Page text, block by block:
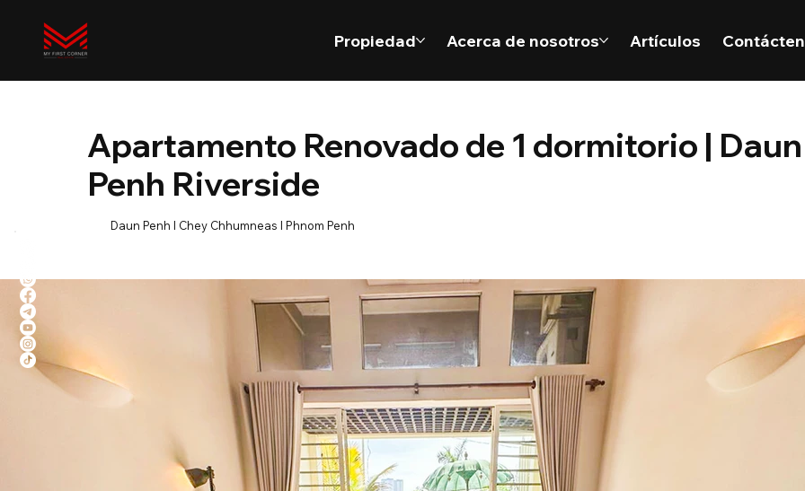
Propiedad Acerca de nosotros Artículos
Apartamento Renovado de 1 dormitorio | Daun
Penh Riverside
Daun Penh l Chey Chhumneas l Phnom Penh